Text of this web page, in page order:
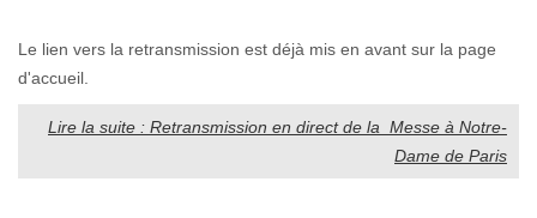
Le lien vers la retransmission est déjà mis en avant sur la page
d'accueil.
Lire la suite : Retransmission en direct de la Messe à Notre-
Dame de Paris